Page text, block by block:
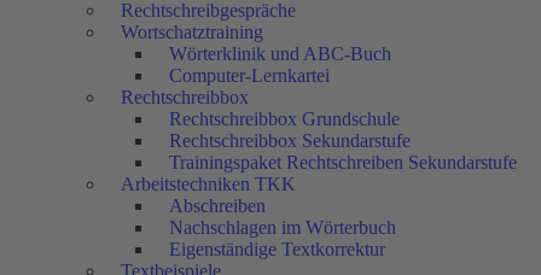
Rechtschreibgespräche
Wortschatztraining
Wörterklinik und ABC-Buch
Computer-Lernkartei
Rechtschreibbox
Rechtschreibbox Grundschule
Rechtschreibbox Sekundarstufe
Trainingspaket Rechtschreiben Sekundarstufe
Arbeitstechniken TKK
Abschreiben
Nachschlagen im Wörterbuch
Eigenständige Textkorrektur
Textbeispiele